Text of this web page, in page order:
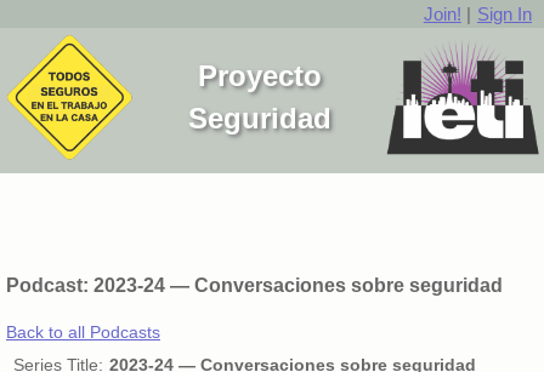
Join! | Sign In
Proyecto
Seguridad
Podcast: 2023-24 — Conversaciones sobre seguridad
Back to all Podcasts
Series Title: 2023-24 — Conversaciones sobre seguridad